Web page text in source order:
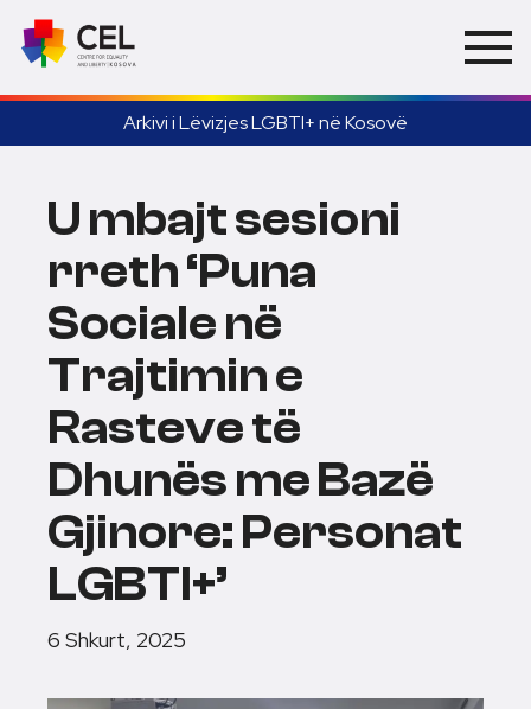
Arkivi i Lëvizjes LGBTI+ në Kosovë
U mbajt sesioni
rreth ‘Puna
Sociale në
Trajtimin e
Rasteve të
Dhunës me Bazë
Gjinore: Personat
LGBTI+’
6 Shkurt, 2025